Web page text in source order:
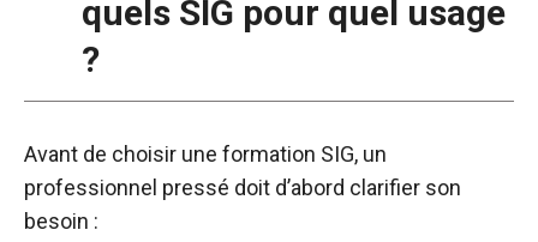
quels SIG pour quel usage
?
Avant de choisir une formation SIG, un
professionnel pressé doit d’abord clarifier son
besoin :